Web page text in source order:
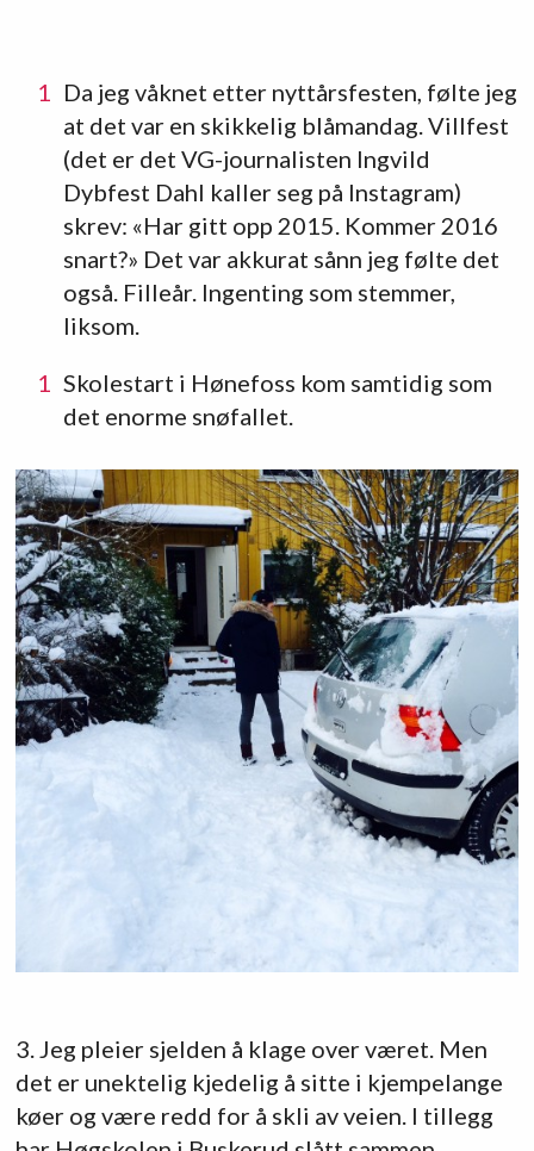
Da jeg våknet etter nyttårsfesten, følte jeg
at det var en skikkelig blåmandag. Villfest
(det er det VG-journalisten Ingvild
Dybfest Dahl kaller seg på Instagram)
skrev: «Har gitt opp 2015. Kommer 2016
snart?» Det var akkurat sånn jeg følte det
også. Filleår. Ingenting som stemmer,
liksom.
Skolestart i Hønefoss kom samtidig som
det enorme snøfallet.
3. Jeg pleier sjelden å klage over været. Men
det er unektelig kjedelig å sitte i kjempelange
køer og være redd for å skli av veien. I tillegg